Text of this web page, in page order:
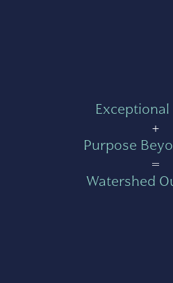
Exceptional
+
Purpose
=
Watershed